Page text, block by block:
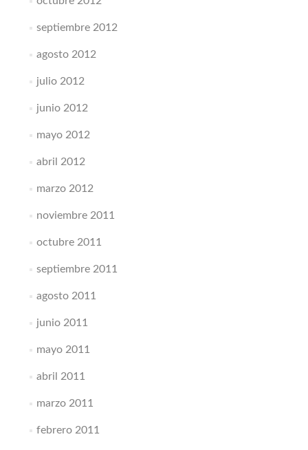
septiembre 2012
agosto 2012
julio 2012
junio 2012
mayo 2012
abril 2012
marzo 2012
noviembre 2011
octubre 2011
septiembre 2011
agosto 2011
junio 2011
mayo 2011
abril 2011
marzo 2011
febrero 2011